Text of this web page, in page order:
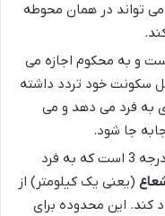
تواند در همان محوطه
و به محکوم اجازه می
سکونت خود تردد داشته
به فرد می دهد و می
جا شود.
بزرگ ترین محدوده ممکن، درجه 3 است که به فرد
(یعنی یک کیلومتر) از
این محدوده برای